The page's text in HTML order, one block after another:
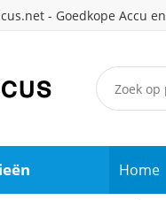
- Goedkope Accu
Home